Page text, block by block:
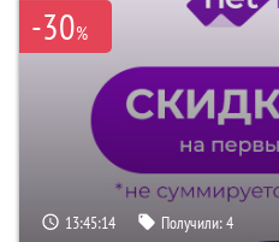
-30%
13:45:14 Получили:4